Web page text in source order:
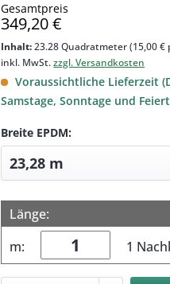
Gesamtpreis
349,20 €
Inhalt:23.28 Quadratmeter (15,00
inkl. MwSt.zzgl. Versandkosten
Voraussichtliche Lieferzeit
Samstage, Sonntage und
Breite EPDM:
Länge:
m:
1